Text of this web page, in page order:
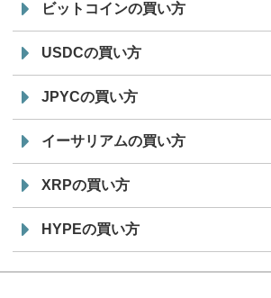
ビットコインの買い方
USDCの買い方
JPYCの買い方
イーサリアムの買い方
XRPの買い方
HYPEの買い方